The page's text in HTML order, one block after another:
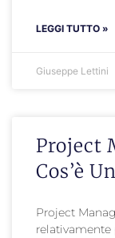
LEGGI TUTTO »
Giuseppe Lettini
Project
Cos’è
Project